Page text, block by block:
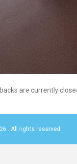
are currently
. All rights reserved.